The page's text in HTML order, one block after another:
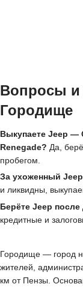
Вопросы и
Городище
Выкупаете Jeep —
Renegade? Да,
пробегом.
За ухоженный
и ликвидны,
Берёте Jeep
кредитные и
Городище — город
жителей,
км от Пензы.